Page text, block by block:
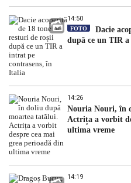
14:50
FOTO
Dacie
după ce un TIR
14:26
Nouria Nouri, în
Actrița a vorbit
ultima vreme
14:19